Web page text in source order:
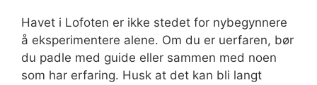
Havet i Lofoten er ikke stedet for nybegynnere
å eksperimentere alene. Om du er uerfaren, bør
du padle med guide eller sammen med noen
som har erfaring. Husk at det kan bli langt